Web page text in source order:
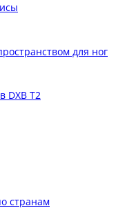
для ног
DXB T2
странам